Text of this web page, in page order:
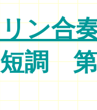
ン合
第